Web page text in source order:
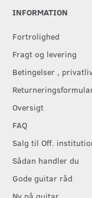
INFORMATION
Fortrolighed
Fragt og levering
Betingelser ,
Oversigt
FAQ
Salg til Off.
Sådan handler du
Gode guitar råd